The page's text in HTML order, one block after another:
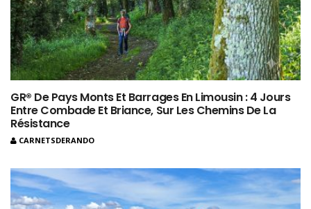
GR® De Pays Monts Et Barrages En Limousin : 4 Jours
Entre Combade Et Briance, Sur Les Chemins De La
Résistance
CARNETSDERANDO